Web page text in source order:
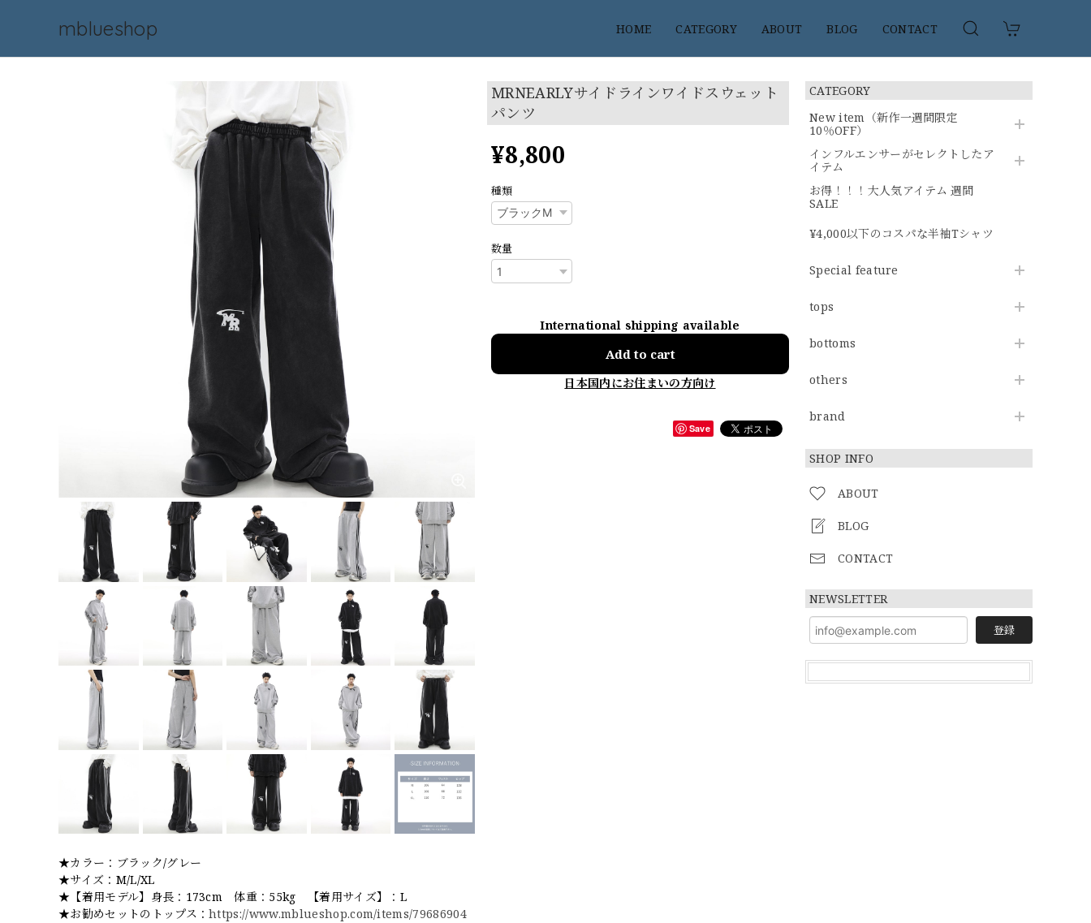
mblueshop HOME CATEGORY ABOUT BLOG CONTACT
CATEGORY
New item（新作一週間限定
10％OFF）
インフルエンサーがセレクトしたア
イテム
お得！！！大人気アイテム 週間
SALE
¥4,000以下のコスパな半袖Tシャツ
Special feature
tops
bottoms
others
brand
SHOP INFO
ABOUT
BLOG
CONTACT
NEWSLETTER
登録
MRNEARLYサイドラインワイドスウェット
パンツ
¥8,800
種類
数量
International shipping available
Add to cart
日本国内にお住まいの方向け
Save
★カラー：ブラック/グレー
★サイズ：M/L/XL
★【着用モデル】身長：173cm 体重：55kg 【着用サイズ】：L
★お勧めセットのトップス：https://www.mblueshop.com/items/79686904